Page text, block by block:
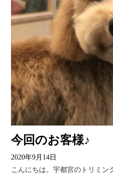
今回のお客様♪
2020年9月14日
こんにちは。宇都宮のトリミン